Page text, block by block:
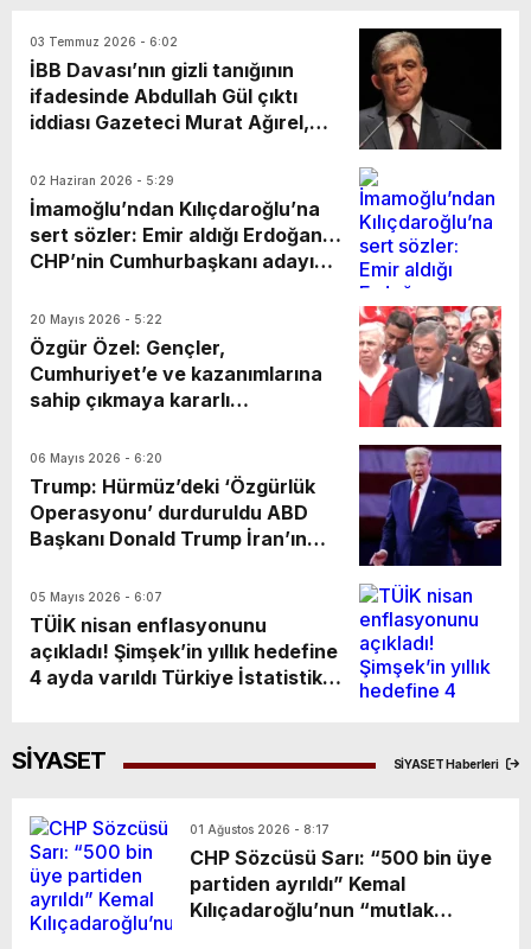
gözaltına alınmasına tepki yağdı.
03 Temmuz 2026 - 6:02
İBB Davası’nın gizli tanığının
ifadesinde Abdullah Gül çıktı
iddiası Gazeteci Murat Ağırel,
dosyaya eklenen evraklarda yer
aldığı öne sürülen gizli tanık
“Ceviz”in ifadesine ulaştı.
İfadelerde en çok dikkat çeken
bölüm ise eski Cumhurbaşkanı
getirilen iddialar oldu.
02 Haziran 2026 - 5:29
İmamoğlu’ndan Kılıçdaroğlu’na
sert sözler: Emir aldığı Erdoğan…
CHP’nin Cumhurbaşkanı adayı
yönetiminde yaşanan son
gelişmelere ilişkin sessizliğini
bozdu. Mevcut genel merkezi
“sarayın yargı marifetiyle
kurduğu bir operasyon” olarak
anlayışını “siyasi kayyımlık” ve
“dâhili bedhah” sözleriyle
açıkladı.
20 Mayıs 2026 - 5:22
Özgür Özel: Gençler,
Cumhuriyet’e ve kazanımlarına
sahip çıkmaya kararlı
Korteji” yürüyüşüne katılan CHP
Genel Başkanı Özgür Özel,
“Bugünler Cumhuriyet’e sahip
çıkmanın en önemli olduğu
zaman ve görüyoruz ki gençler,
kazanımlarına sahip çıkmaya
kararlı” açıklamasını yaptı.
06 Mayıs 2026 - 6:20
Trump: Hürmüz’deki ‘Özgürlük
Operasyonu’ durduruldu ABD
Başkanı Donald Trump İran’ın
iddiasıyla ABD Donanması’nın
diğer ülke ticari gemilerine
boğaz boyunca eşlik ederek
geçişlerini sağlayacağı iddiasıyla
başlattıkları planın
İran’a yönelik ablukanın
süreceğini söyledi.
05 Mayıs 2026 - 6:07
TÜİK nisan enflasyonunu
açıkladı! Şimşek’in yıllık hedefine
4 ayda varıldı Türkiye İstatistik
açıkladı. Tüketici fiyat endeksi
açıklandı.
SİYASET SİYASET Haberleri
01 Ağustos 2026 - 8:17
CHP Sözcüsü Sarı: “500 bin üye
partiden ayrıldı” Kemal
Kılıçadaroğlu’nun “mutlak